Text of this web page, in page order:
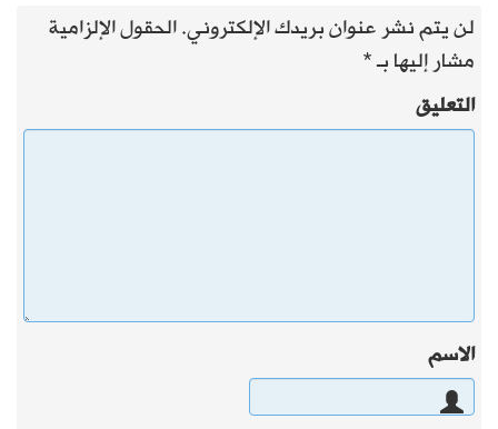
لن يتم نشر عنوان بريدك الإلكتروني.الحقول الإلزامية
مشار إليها بـ*
التعليق
الاسم